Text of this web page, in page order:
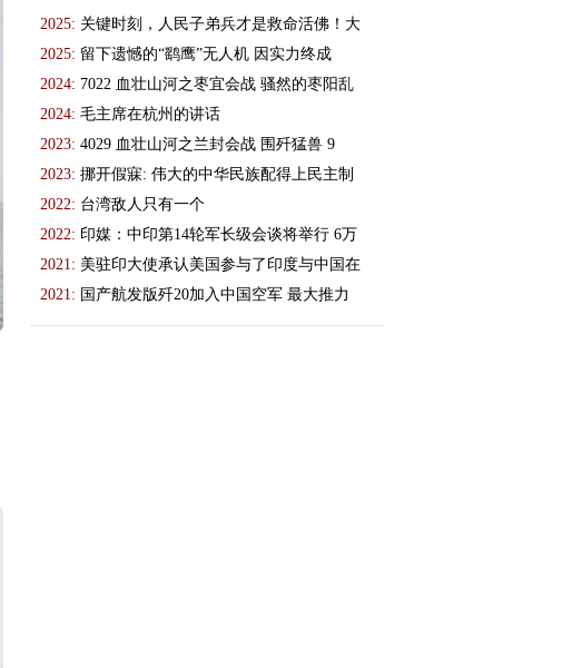
2025: 关键时刻，人民子弟兵才是救命活佛！大
2025: 留下遗憾的“鹞鹰”无人机 因实力终成
2024: 7022 血壮山河之枣宜会战 骚然的枣阳乱
2024: 毛主席在杭州的讲话
2023: 4029 血壮山河之兰封会战 围歼猛兽 9
2023: 挪开假寐: 伟大的中华民族配得上民主制
2022: 台湾敌人只有一个
2022: 印媒：中印第14轮军长级会谈将举行 6万
2021: 美驻印大使承认美国参与了印度与中国在
2021: 国产航发版歼20加入中国空军 最大推力